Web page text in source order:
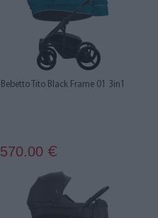
Bebetto Tito Black Frame 01 3in1
570.00 €